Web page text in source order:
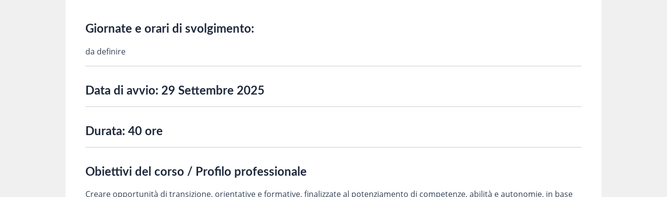
Giornate e orari di svolgimento:
da definire
Data di avvio: 29 Settembre 2025
Durata: 40 ore
Obiettivi del corso / Profilo professionale
Creare opportunità di transizione, orientative e formative, finalizzate al potenziamento di competenze, abilità e autonomie, in base